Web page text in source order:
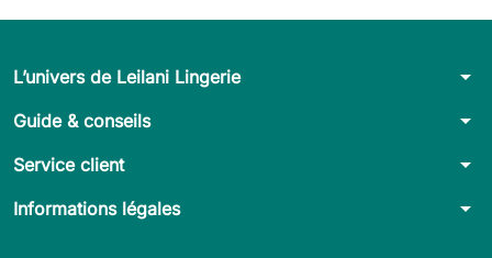
L’univers de Leilani Lingerie arrow_drop_down
Guide & conseils arrow_drop_down
Service client arrow_drop_down
Informations légales arrow_drop_down